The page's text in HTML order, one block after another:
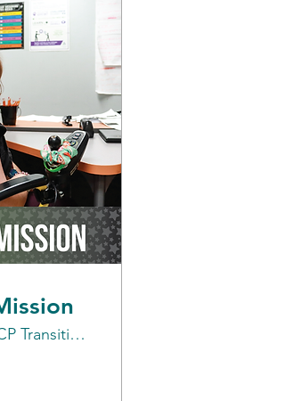
UCP Transitional Learning Academy